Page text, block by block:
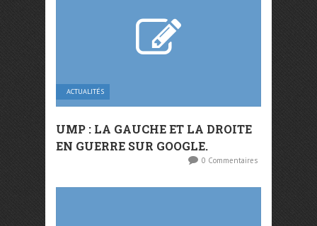
ACTUALITÉS
UMP : LA GAUCHE ET LA DROITE
EN GUERRE SUR GOOGLE.
0 Commentaires